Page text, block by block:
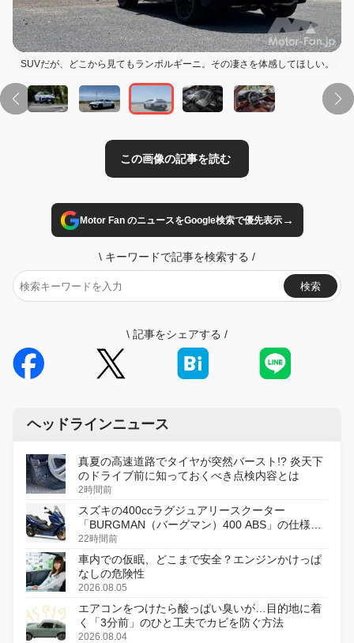
SUVだが、どこから見てもランボルギーニ。その凄さを体感してほしい。
この画像の記事を読む
Motor Fan のニュースをGoogle検索で優先表示→
\ キーワードで記事を検索する /
検索
\ 記事をシェアする /
ヘッドラインニュース
真夏の高速道路でタイヤが突然バースト!? 炎天下
のドライブ前に知っておくべき点検内容とは
2時間前
スズキの400ccラグジュアリースクーター
「BURGMAN（バーグマン）400 ABS」の仕様を
変更し、8月18日に発売
22時間前
車内での仮眠、どこまで安全？エンジンかけっぱ
なしの危険性
2026.08.05
エアコンをつけたら酸っぱい臭いが…目的地に着
く「3分前」のひと工夫でカビを防ぐ方法
2026.08.04